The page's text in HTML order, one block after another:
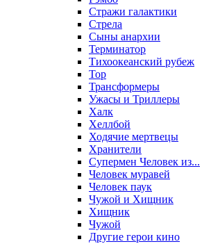
Стражи галактики
Стрела
Сыны анархии
Терминатор
Тихоокеанский рубеж
Тор
Трансформеры
Ужасы и Триллеры
Халк
Хеллбой
Ходячие мертвецы
Хранители
Супермен Человек из...
Человек муравей
Человек паук
Чужой и Хищник
Хищник
Чужой
Другие герои кино